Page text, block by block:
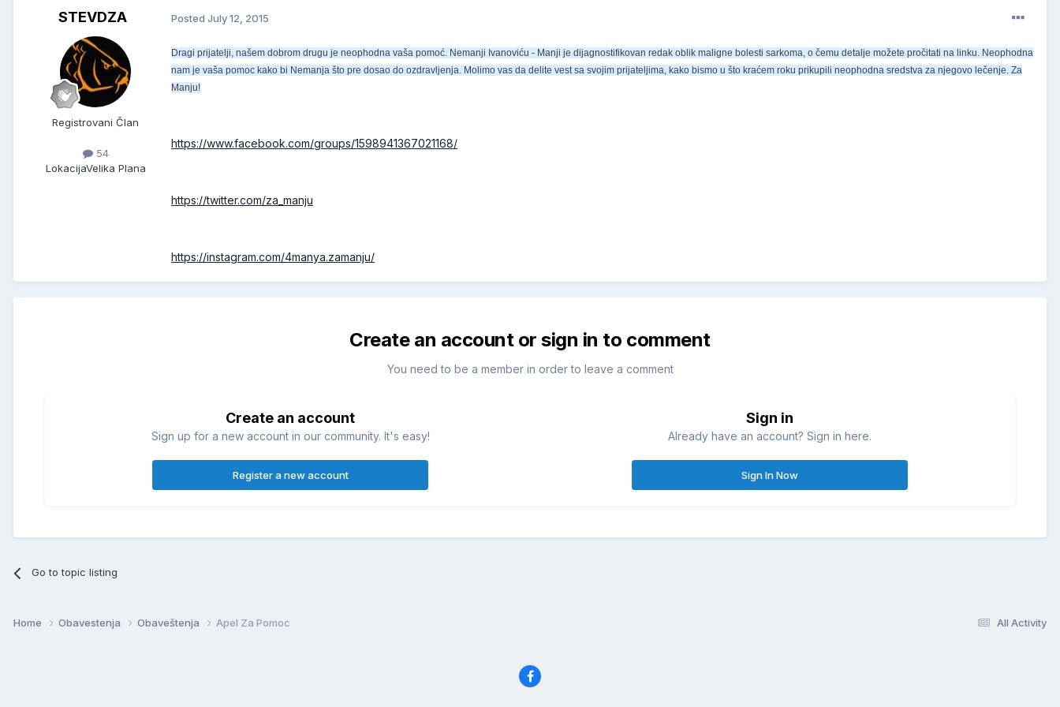
STEVDZA
Registrovani Član
54
LokacijaVelika Plana
Posted July 12, 2015
Dragi prijatelji, našem dobrom drugu je neophodna vaša pomoć. Nemanji Ivanoviću - Manji je dijagnostifikovan redak oblik maligne bolesti sarkoma, o čemu detalje možete pročitati na linku. Neophodna
nam je vaša pomoc kako bi Nemanja što pre dosao do ozdravljenja. Molimo vas da delite vest sa svojim prijateljima, kako bismo u što kraćem roku prikupili neophodna sredstva za njegovo lečenje. Za
Manju!
https://www.facebook.com/groups/1598941367021168/
https://twitter.com/za_manju
https://instagram.com/4manya.zamanju/
Create an account or sign in to comment
You need to be a member in order to leave a comment
Create an account
Sign up for a new account in our community. It's easy!
Register a new account
Sign in
Already have an account? Sign in here.
Sign In Now
Go to topic listing
All Activity
Home Obavestenja Obaveštenja Apel Za Pomoc